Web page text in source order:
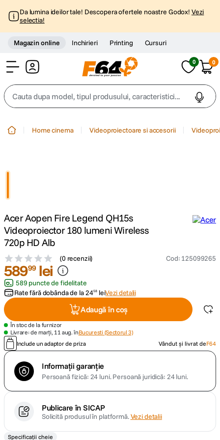
Da lumina ideilor tale! Descopera ofertele noastre Godox! Vezi
selectia!
Magazin online Inchirieri Printing Cursuri
0 0
Cauta dupa model, tipul produsului, caracteristici...
4. peak design
5 . lavaliera
6 canon sx740 hs
card memorie
9. dji mic mini
Home cinema Videoproiectoare si accesorii
Acer Aopen Fire Legend QH15s
Videoproiector 180 lumeni Wireless
720p HD Alb
(0 recenzii) Cod: 125099265
58999 lei
589 puncte de fidelitate
Rate fără dobânda de la2458 leiVezi detalii
Adaugă în coș
În stoc de la furnizor
Livrare: de marți, 11 aug. înBucuresti (Sectorul 3)
Include un adaptor de priza
Vândut și livrat deF64
Informații garanție
Persoană fizică: 24 luni.Persoană juridică: 24 luni.
Publicare în SICAP
Solicită produsul în platformă.Vezi detalii
Specificații cheie